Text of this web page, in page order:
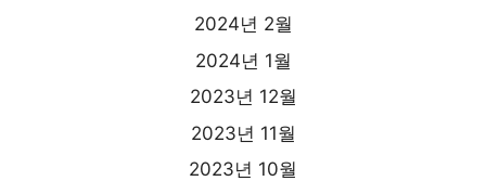
2024년 2월
2024년 1월
2023년 12월
2023년 11월
2023년 10월